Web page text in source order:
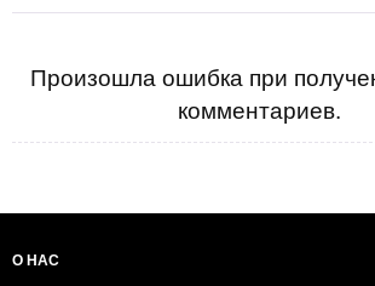
Произошла ошибка при
комментариев.
О НАС